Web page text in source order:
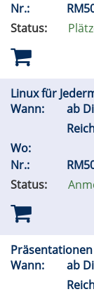
Nr.:
Status:
Linux für
Wann:
ab
Wo:
Nr.:
Status:
Wann:
ab